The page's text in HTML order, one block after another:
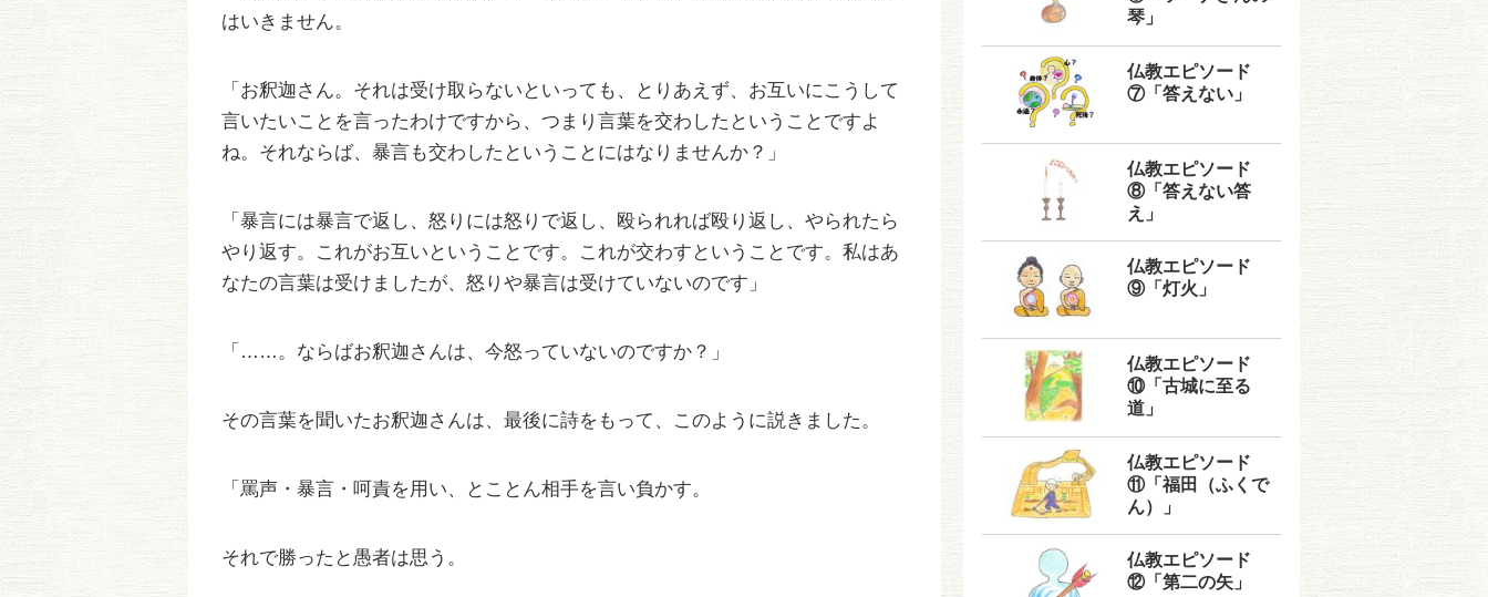
はいきません。
「お釈迦さん。それは受け取らないといっても、とりあえず、お互いにこうして
言いたいことを言ったわけですから、つまり言葉を交わしたということですよ
ね。それならば、暴言も交わしたということにはなりませんか？」
「暴言には暴言で返し、怒りには怒りで返し、殴られれば殴り返し、やられたら
やり返す。これがお互いということです。これが交わすということです。私はあ
なたの言葉は受けましたが、怒りや暴言は受けていないのです」
「……。ならばお釈迦さんは、今怒っていないのですか？」
その言葉を聞いたお釈迦さんは、最後に詩をもって、このように説きました。
「罵声・暴言・呵責を用い、とことん相手を言い負かす。
それで勝ったと愚者は思う。
琴」
仏教エピソード
⑦「答えない」
仏教エピソード
⑧「答えない答
え」
仏教エピソード
⑨「灯火」
仏教エピソード
⑩「古城に至る
道」
仏教エピソード
⑪「福田（ふくで
ん）」
仏教エピソード
⑫「第二の矢」